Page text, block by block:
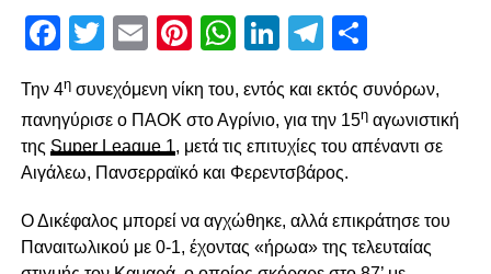
Facebook
Twitter
EmailPinterest
WhatsApp
LinkedInTelegram
Την 4ησυνεχόμενη νίκη του, εντός και εκτός συνόρων,
πανηγύρισε ο ΠΑΟΚ στο Αγρίνιο, για την 15ηαγωνιστική
της Super League 1, μετά τις επιτυχίες του απέναντι σε
Αιγάλεω, Πανσερραϊκό και Φερεντσβάρος.
Ο Δικέφαλος μπορεί να αγχώθηκε, αλλά επικράτησε του
Παναιτωλικού με 0-1, έχοντας «ήρωα» της τελευταίας